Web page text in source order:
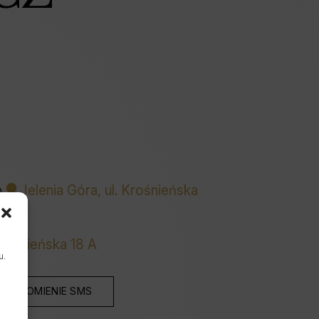
Jelenia Góra, ul. Krośnieńska
18 A
SMS